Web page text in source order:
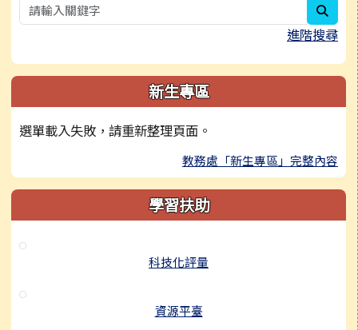
進階搜尋
新生專區
選單載入失敗，請重新整理頁面。
教務處「新生專區」完整內容
學習扶助
科技化評量
資源平臺